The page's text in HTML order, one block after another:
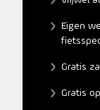
Eigen
Gratis
Gratis